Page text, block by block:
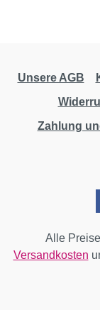
Unsere AGB
Zahlung
Alle
Versandkosten